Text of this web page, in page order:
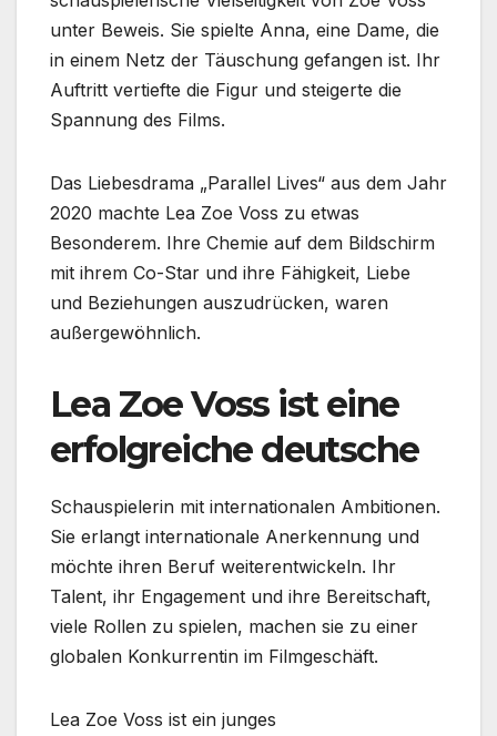
unter Beweis. Sie spielte Anna, eine Dame, die
in einem Netz der Täuschung gefangen ist. Ihr
Auftritt vertiefte die Figur und steigerte die
Spannung des Films.
Das Liebesdrama „Parallel Lives“ aus dem Jahr
2020 machte Lea Zoe Voss zu etwas
Besonderem. Ihre Chemie auf dem Bildschirm
mit ihrem Co-Star und ihre Fähigkeit, Liebe
und Beziehungen auszudrücken, waren
außergewöhnlich.
Lea Zoe Voss ist eine
erfolgreiche deutsche
Schauspielerin mit internationalen Ambitionen.
Sie erlangt internationale Anerkennung und
möchte ihren Beruf weiterentwickeln. Ihr
Talent, ihr Engagement und ihre Bereitschaft,
viele Rollen zu spielen, machen sie zu einer
globalen Konkurrentin im Filmgeschäft.
Lea Zoe Voss ist ein junges